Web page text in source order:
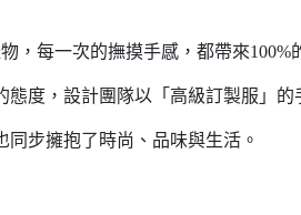
，每一次的撫摸手感，都帶來100%
態度，設計團隊以「高級訂製服」
同步擁抱了時尚、品味與生活。